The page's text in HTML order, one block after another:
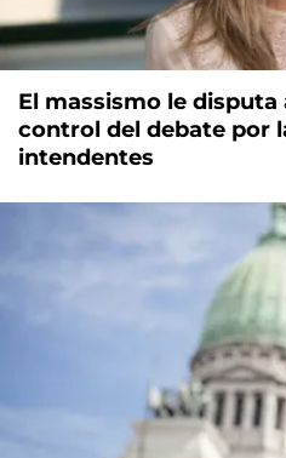
El massismo le
control del debate por
intendentes